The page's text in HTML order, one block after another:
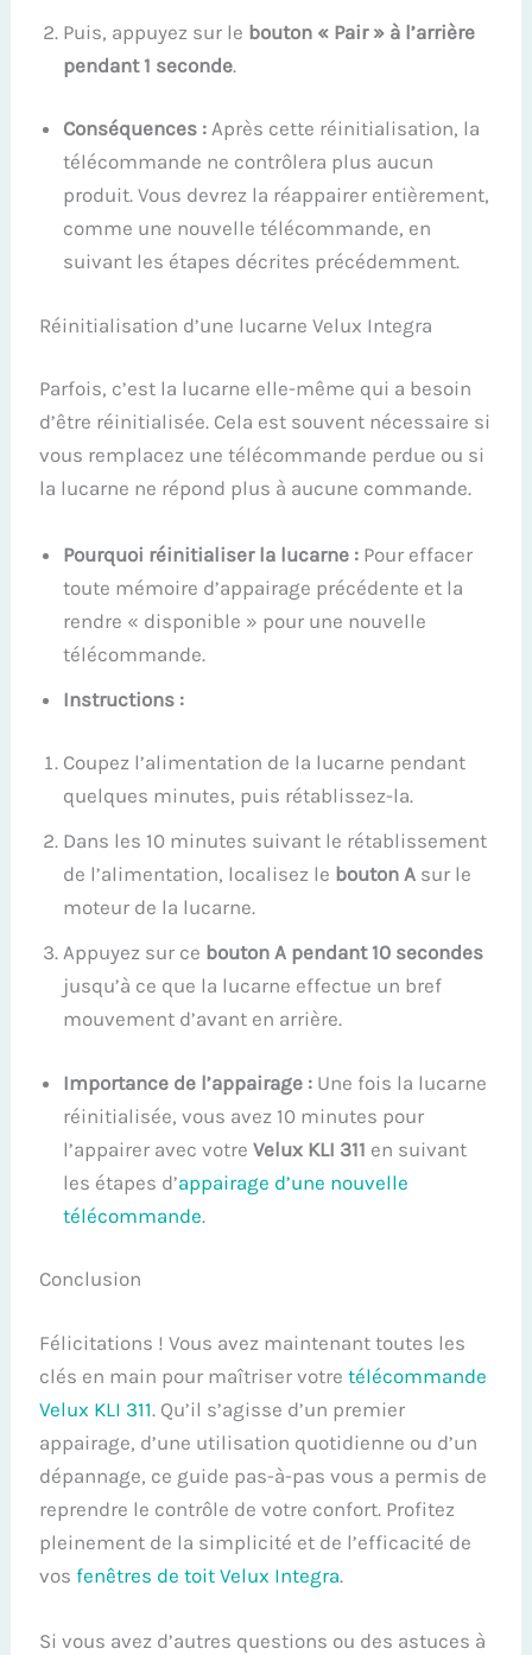
Puis, appuyez sur le bouton « Pair » à l’arrière
pendant 1 seconde.
Conséquences : Après cette réinitialisation, la
télécommande ne contrôlera plus aucun
produit. Vous devrez la réappairer entièrement,
comme une nouvelle télécommande, en
suivant les étapes décrites précédemment.
Réinitialisation d’une lucarne Velux Integra
Parfois, c’est la lucarne elle-même qui a besoin
d’être réinitialisée. Cela est souvent nécessaire si
vous remplacez une télécommande perdue ou si
la lucarne ne répond plus à aucune commande.
Pourquoi réinitialiser la lucarne : Pour effacer
toute mémoire d’appairage précédente et la
rendre « disponible » pour une nouvelle
télécommande.
Instructions :
Coupez l’alimentation de la lucarne pendant
quelques minutes, puis rétablissez-la.
Dans les 10 minutes suivant le rétablissement
de l’alimentation, localisez le bouton A sur le
moteur de la lucarne.
Appuyez sur ce bouton A pendant 10 secondes
jusqu’à ce que la lucarne effectue un bref
mouvement d’avant en arrière.
Importance de l’appairage : Une fois la lucarne
réinitialisée, vous avez 10 minutes pour
l’appairer avec votreVelux KLI 311 en suivant
les étapes d’appairage d’une nouvelle
télécommande.
Conclusion
Félicitations ! Vous avez maintenant toutes les
clés en main pour maîtriser votretélécommande
Velux KLI 311. Qu’il s’agisse d’un premier
appairage, d’une utilisation quotidienne ou d’un
dépannage, ce guide pas-à-pas vous a permis de
reprendre le contrôle de votre confort. Profitez
pleinement de la simplicité et de l’efficacité de
vosfenêtres de toit Velux Integra.
Si vous avez d’autres questions ou des astuces à